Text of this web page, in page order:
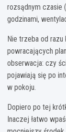
rozsądnym czasie
godzinami,
Nie trzeba od razu
powracających
obserwacja: czy
pojawiają się po
w pokoju.
Dopiero po tej
Inaczej łatwo